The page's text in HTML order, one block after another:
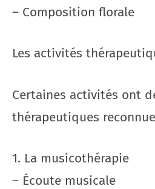
– Composition florale
Les activités
Certaines activités ont
thérapeutiques
1. La musicothérapie
– Écoute musicale